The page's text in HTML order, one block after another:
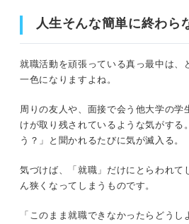
失敗という概念はな
家で寝ているだけで
就職できなくても、
人生そんな簡単に終わら
就職活動を頑張っている真っ最中は、
一色になりますよね。
周りの友人や、面接で会う他大学の学
けが取り残されているような気がする
う？」と聞かれるたびに気が滅入る。
気づけば、「就職」だけにとらわれて
ん狭くなってしまうものです。
「このまま就職できなかったらどう